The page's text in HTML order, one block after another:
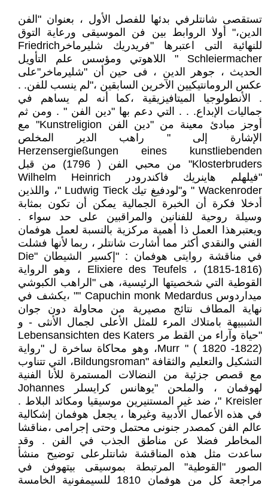
تستقصى شانتلرفي بدئها للفصل الأول ، بعنوان "الفن
الدين،" أولا الروابط بين فن الموسيقى ورعاية التوق
للنهائية التى اعتبرها "فريدريك شليرماخرFriedrich
Schleiermacher " اللاهوتي ومؤسس علم التأويل
الحديث ، جوهر الدين ، فى حين أن "شليرماخر"على
عكس الرومانتيكيين الآخرين السابقين ،"لم ينسب للفن. .
. الأنطولوجيا الميتافيزيقية ،كما أنه لم يساهم في
جماليات الإبداع. . . التي دعم بها "دين الفن " . ومن ثم
أوجز مبادئ معينة من "دين الفن Kunstreligion" مع
الإشارة إلى " راهب الدير المخلص
Herzensergießungen eines kunstliebenden
Klosterbruders" من محبي الفن ( 1796) من قبل
"فيلهلم هاينريك فاكندرودر Wilhelm Heinrich
Wackenroder " و"لودفيغ تيك Ludwig Tieck "، واللذين
أدخلا فكرة أن الخبرة الجمالية يمكن أن تكون بمثابة
وسيلة روحية للفنانين والمراقبين على حد سواء .
ويعتبرهذا العمل ذا أهمية مركزية بالنسبة لعمل هوفمان
الفني والنقدي أكثر مما أشارت شانتلر ، ربما لأنها فشلت
في مناقشة روايتى هوفمان : "إكسير الشيطان "Die
Elixiere des Teufels ، (1815-1816) ، وهو الرواية
القوطية التي شخصيتها الرئيسية، هى "الراهب الكبوشي
ميداردوس Capuchin monk Medardus "" ،يكشف في
نهاية المطاف نتائج مصيرية من محاولة دون جوان
الشببيهة بامتلاك المرء للمثل الأعلى لجمال الأنثى - و
"حياة وآراء من القط مر Lebensansichten des Katers
Murr " ( 1820 -1822)، وهو محاكاة ساخرة ل "رواية
التشكيل والتعليم والثقافة "Bildungsroman، التي تتناوب
مع قصص جزئية من النضالات المستمرة للأنا الفنية
لهوفمان ، والملحن "يوهانس كرايسلر Johannes
Kreisler "، ضد غير المستنيرين موسيقيا ومكائد البلاط .
في هذه الأعمال الأدبية وغيرها ، يجعل هوفمان إشكالية
عالم الفن كمصدر جنونى محتمل وحتى إجرامى ،مناقشا
المخاطر فضلا عن مناطق الجذب في الفن . وقد
ساعدت مثل هذه المناقشة شانتلرعلى توضيح منشأ
الصور "القوطية" المرتبطة بموسيقى بيتهوفن في
مراجعة كل من هوفمان 1810 للسيمفونية الخامسة